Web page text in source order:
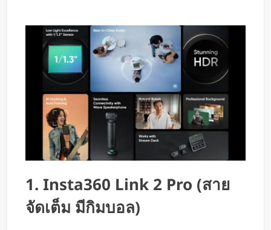
1. Insta360 Link 2 Pro (สาย
จัดเต็ม มีกิมบอล)